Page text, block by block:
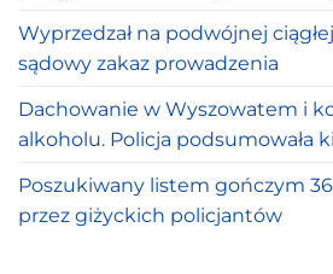
Wyprzedzał na podwójnej
sądowy zakaz prowadzenia
Dachowanie w Wyszowatem i
alkoholu. Policja podsumowała
Poszukiwany listem gończym
przez giżyckich policjantów